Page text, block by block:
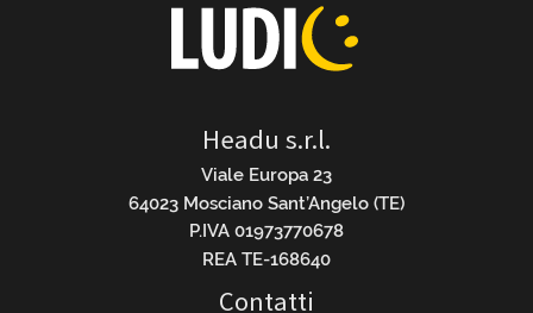
Headu s.r.l.
Viale Europa 23
64023 Mosciano Sant’Angelo (TE)
P.IVA 01973770678
REA TE-168640
Contatti